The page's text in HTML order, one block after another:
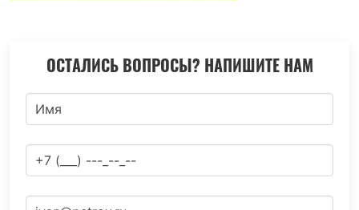
ОСТАЛИСЬ ВОПРОСЫ? НАПИШИТЕ НАМ